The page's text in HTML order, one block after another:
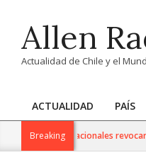
contentAllen
Actualidad de Chile y el
Primary
Navigation
ACTUALIDAD PAÍS
Breaking
de Bienes Nacionales revocar